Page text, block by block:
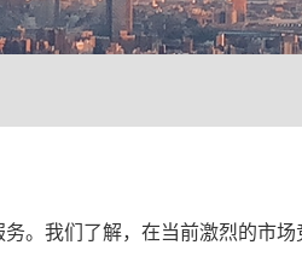
。我们了解，在当前激烈的市